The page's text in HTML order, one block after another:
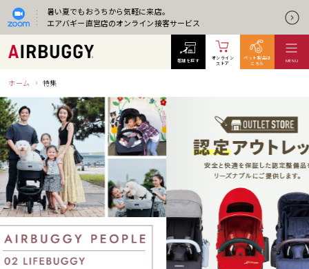
暑い夏でもおうちから気軽に来店。
エアバギー直営店のオンライン接客サービス
ホーム 特集
店舗を探す
オンライン
ストア
ペット製品は
こちら
MENU